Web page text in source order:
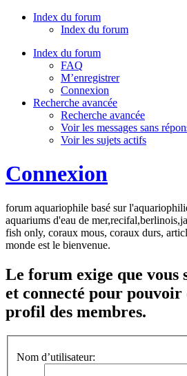
Index du forum
Index du forum
Index du forum
FAQ
M’enregistrer
Connexion
Recherche avancée
Recherche avancée
Voir les messages sans
Voir les sujets actifs
Connexion
forum aquariophile basé sur
aquariums d'eau de
fish only, coraux mous, coraux durs,
monde est le bienvenue.
Le forum exige que vous
et connecté pour pouvoir
profil des membres.
Nom d’utilisateur: